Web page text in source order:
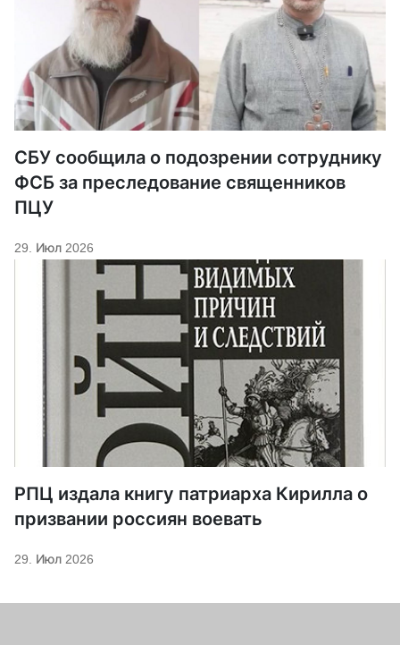
СБУ сообщила о подозрении сотруднику
ФСБ за преследование священников
ПЦУ
29. Июл 2026
РПЦ издала книгу патриарха Кирилла о
призвании россиян воевать
29. Июл 2026